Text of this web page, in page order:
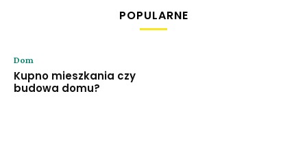
POPULARNE
Dom
Kupno mieszkania czy
budowa domu?